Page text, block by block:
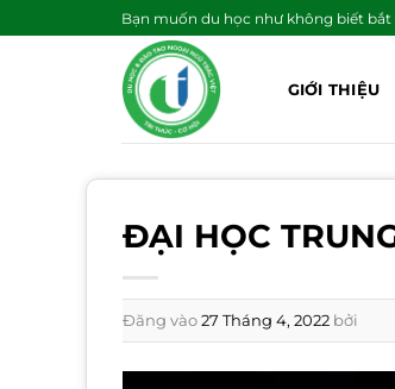
qua
Bạn muốn du học như không biết bắt
GIỚI THIỆU
ĐẠI HỌC
Đăng vào27 Tháng 4, 2022 bởi